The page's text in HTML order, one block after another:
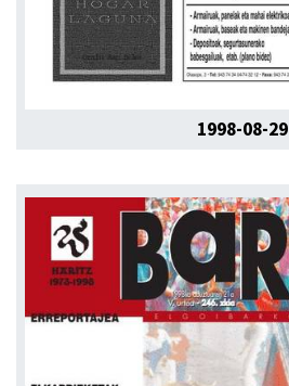
1998-08-29